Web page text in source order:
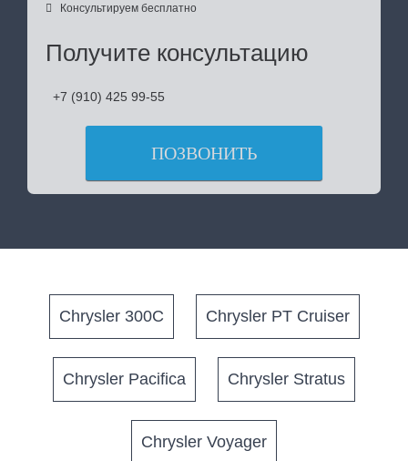
 Консультируем бесплатно
Получите консультацию
+7 (910) 425 99-55
ПОЗВОНИТЬ
Chrysler 300C Chrysler PT Cruiser
Chrysler Pacifica Chrysler Stratus
Chrysler Voyager